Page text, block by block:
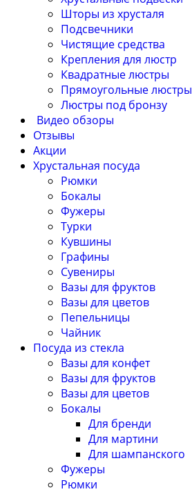
Шторы из хрусталя
Подсвечники
Чистящие средства
Крепления для люстр
Квадратные люстры
Прямоугольные люстры
Люстры под бронзу
Видео обзоры
Отзывы
Акции
Хрустальная посуда
Рюмки
Бокалы
Фужеры
Турки
Кувшины
Графины
Сувениры
Вазы для фруктов
Вазы для цветов
Пепельницы
Чайник
Посуда из стекла
Вазы для конфет
Вазы для фруктов
Вазы для цветов
Бокалы
Для бренди
Для мартини
Для шампанского
Фужеры
Рюмки